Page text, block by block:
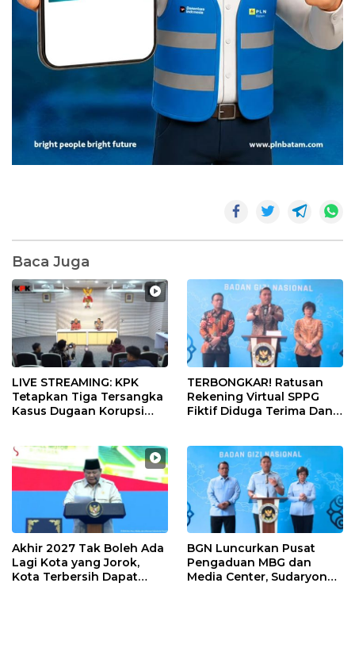
Baca Juga
LIVE STREAMING: KPK
Tetapkan Tiga Tersangka
Kasus Dugaan Korupsi
TERBONGKAR! Ratusan
Rekening Virtual SPPG
Fiktif Diduga Terima Dana
Akhir 2027 Tak Boleh Ada
Lagi Kota yang Jorok,
Kota Terbersih Dapat
BGN Luncurkan Pusat
Pengaduan MBG dan
Media Center, Sudaryono: